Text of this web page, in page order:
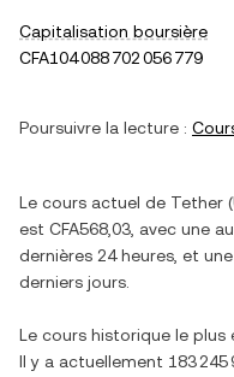
Capitalisation boursière
CFA104 088 702 056 779
Poursuivre la lecture :
Le cours actuel de Tether (
est CFA568,03 , avec une
dernières 24 heures, et
derniers jours.
Le cours historique le plus
Il y a actuellement 183 245